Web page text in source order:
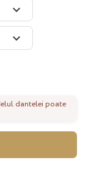
dantelei poate